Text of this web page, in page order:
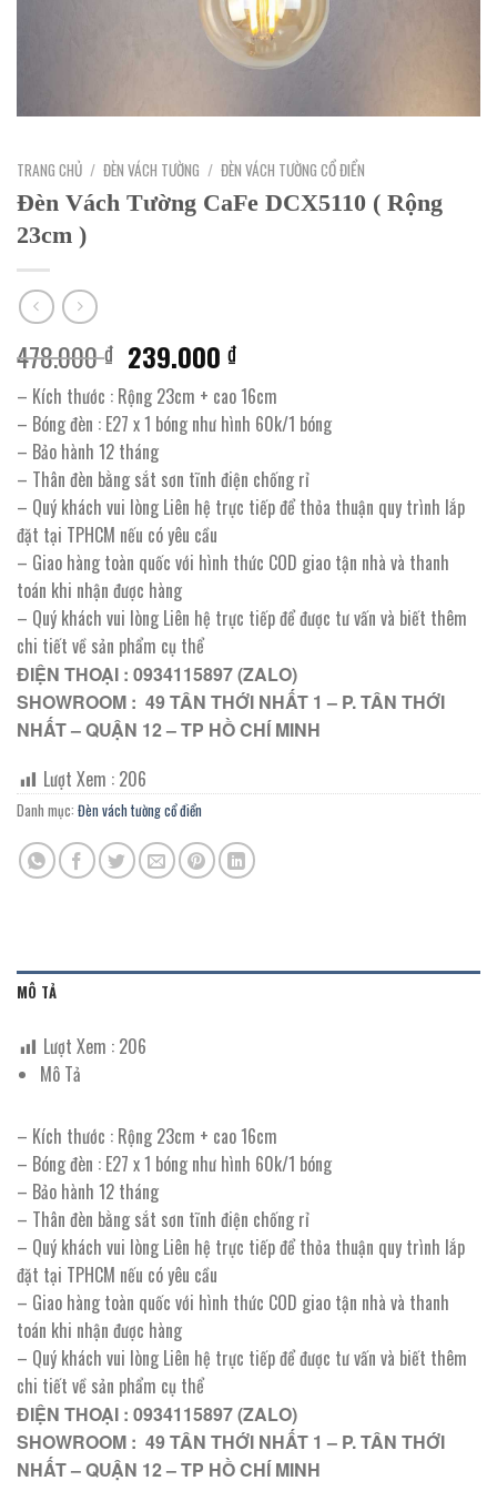
TRANG CHỦ / ĐÈN VÁCH TƯỜNG / ĐÈN VÁCH TƯỜNG CỔ ĐIỂN
Đèn Vách Tường CaFe DCX5110 ( Rộng
23cm )
478.000₫ Giá
gốc
là:
478.000 ₫.
239.000₫Giá
hiện
tại
là:
239.000 ₫.
– Kích thước : Rộng 23cm + cao 16cm
– Bóng đèn : E27 x 1 bóng như hình 60k/1 bóng
– Bảo hành 12 tháng
– Thân đèn bằng sắt sơn tĩnh điện chống rỉ
– Quý khách vui lòng Liên hệ trực tiếp để thỏa thuận quy trình lắp
đặt tại TPHCM nếu có yêu cầu
– Giao hàng toàn quốc với hình thức COD giao tận nhà và thanh
toán khi nhận được hàng
– Quý khách vui lòng Liên hệ trực tiếp để được tư vấn và biết thêm
chi tiết về sản phẩm cụ thể
ĐIỆN THOẠI : 0934115897 (ZALO)
SHOWROOM : 49 TÂN THỚI NHẤT 1 – P. TÂN THỚI
NHẤT – QUẬN 12 – TP HỒ CHÍ MINH
Lượt Xem : 206
Danh mục: Đèn vách tường cổ điển
MÔ TẢ
Lượt Xem : 206
Mô Tả
– Kích thước : Rộng 23cm + cao 16cm
– Bóng đèn : E27 x 1 bóng như hình 60k/1 bóng
– Bảo hành 12 tháng
– Thân đèn bằng sắt sơn tĩnh điện chống rỉ
– Quý khách vui lòng Liên hệ trực tiếp để thỏa thuận quy trình lắp
đặt tại TPHCM nếu có yêu cầu
– Giao hàng toàn quốc với hình thức COD giao tận nhà và thanh
toán khi nhận được hàng
– Quý khách vui lòng Liên hệ trực tiếp để được tư vấn và biết thêm
chi tiết về sản phẩm cụ thể
ĐIỆN THOẠI : 0934115897 (ZALO)
SHOWROOM : 49 TÂN THỚI NHẤT 1 – P. TÂN THỚI
NHẤT – QUẬN 12 – TP HỒ CHÍ MINH